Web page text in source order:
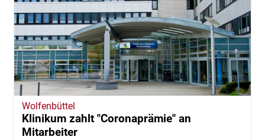
Wolfenbüttel
Klinikum zahlt "Coronaprämie" an
Mitarbeiter